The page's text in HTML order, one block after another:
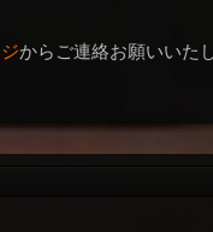
からご連絡お願いいた